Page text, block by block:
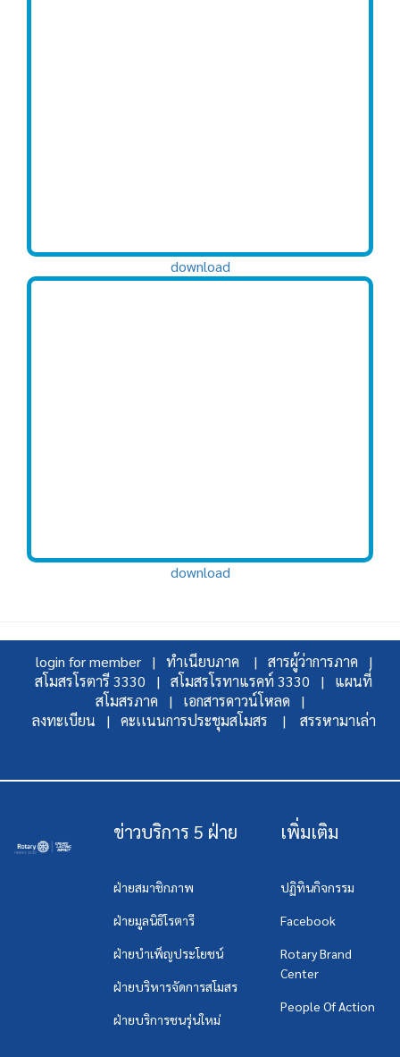
download
download
login for member | ทำเนียบภาค |
สารผู้ว่าการภาค |
สโมสรโรตารี 3330 |
สโมสรโรทาแรคท์ 3330 |
แผนที่
สโมสรภาค |
เอกสารดาวน์โหลด |
ลงทะเบียน |
คะเเนนการประชุมสโมสร | สรรหามาเล่า
ข่าวบริการ 5 ฝ่าย
ฝ่ายสมาชิกภาพ
ฝ่ายมูลนิธิโรตารี
ฝ่ายบำเพ็ญประโยชน์
ฝ่ายบริหารจัดการสโมสร
ฝ่ายบริการชนรุ่นใหม่
เพิ่มเติม
ปฏิทินกิจกรรม
Facebook
Rotary Brand
Center
People Of Action